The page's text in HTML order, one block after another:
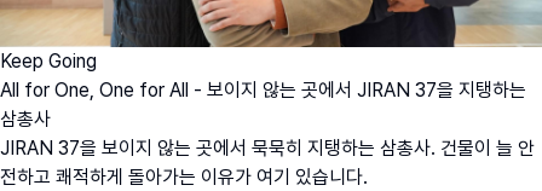
Keep Going
All for One, One for All - 보이지 않는 곳에서 JIRAN 37을 지탱하는
삼총사
JIRAN 37을 보이지 않는 곳에서 묵묵히 지탱하는 삼총사. 건물이 늘 안
전하고 쾌적하게 돌아가는 이유가 여기 있습니다.